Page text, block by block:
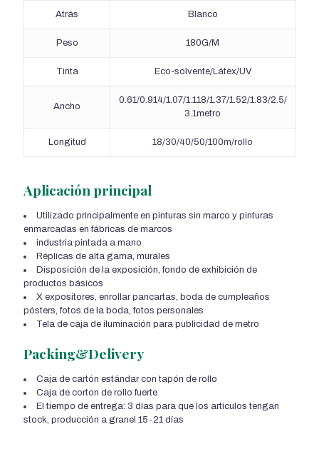
Atrás Blanco
Peso 180G/M
Tinta Eco-solvente/Látex/UV
Ancho
0.61/0.914/1.07/1.118/1.37/1.52/1.83/2.5/
3.1metro
Longitud 18/30/40/50/100m/rollo
Aplicación principal
Utilizado principalmente en pinturas sin marco y pinturas
enmarcadas en fábricas de marcos
industria pintada a mano
Réplicas de alta gama, murales
Disposición de la exposición, fondo de exhibición de
productos básicos
X expositores, enrollar pancartas, boda de cumpleaños
pósters, fotos de la boda, fotos personales
Tela de caja de iluminación para publicidad de metro
Packing&Delivery
Caja de cartón estándar con tapón de rollo
Caja de corton de rollo fuerte
El tiempo de entrega: 3 días para que los artículos tengan
stock, producción a granel 15-21 días